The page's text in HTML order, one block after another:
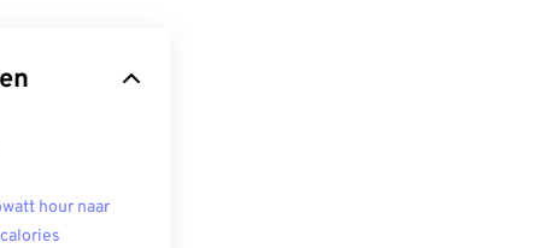
hour naar